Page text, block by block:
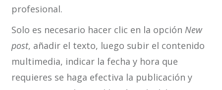
profesional.
Solo es necesario hacer clic en la opción New
post, añadir el texto, luego subir el contenido
multimedia, indicar la fecha y hora que
requieres se haga efectiva la publicación y